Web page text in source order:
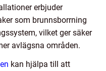
erbjuder
som brunnsborrning
vilket ger säker
avlägsna områden.
kan hjälpa till att